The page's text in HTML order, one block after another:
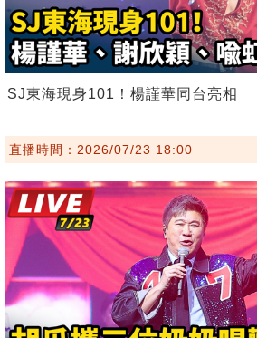
SJ東海現身101！楊謹華同台亮相
直播時間：2026/07/23 18:00